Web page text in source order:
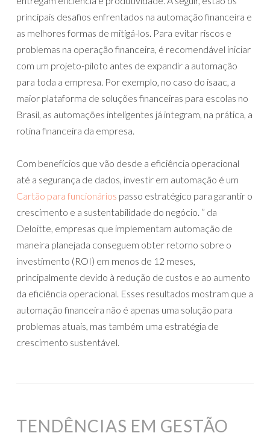
principais desafios enfrentados na automação financeira e
as melhores formas de mitigá-los. Para evitar riscos e
problemas na operação financeira, é recomendável iniciar
com um projeto-piloto antes de expandir a automação
para toda a empresa. Por exemplo, no caso do isaac, a
maior plataforma de soluções financeiras para escolas no
Brasil, as automações inteligentes já integram, na prática, a
rotina financeira da empresa.
Com benefícios que vão desde a eficiência operacional
até a segurança de dados, investir em automação é um
Cartão para funcionários passo estratégico para garantir o
crescimento e a sustentabilidade do negócio. ” da
Deloitte, empresas que implementam automação de
maneira planejada conseguem obter retorno sobre o
investimento (ROI) em menos de 12 meses,
principalmente devido à redução de custos e ao aumento
da eficiência operacional. Esses resultados mostram que a
automação financeira não é apenas uma solução para
problemas atuais, mas também uma estratégia de
crescimento sustentável.
TENDÊNCIAS EM GESTÃO